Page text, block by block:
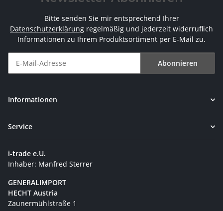
Bitte senden Sie mir entsprechend Ihrer
Datenschutzerklärung regelmäßig und jederzeit widerruflich
Informationen zu Ihrem Produktsortiment per E-Mail zu.
Abonnieren
Informationen
Service
i-trade e.U.
Inhaber: Manfred Sterrer
GENERALIMPORT
HECHT Austria
Zaunermühlstraße 1